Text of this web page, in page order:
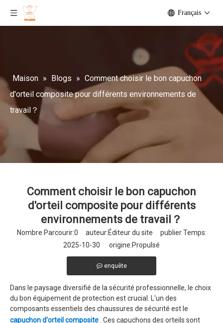
Français
Maison » Blogs » Comment choisir le bon capuchon
d'orteil composite pour différents environnements de
travail？
Comment choisir le bon capuchon
d'orteil composite pour différents
environnements de travail？
Nombre Parcourir:0 auteur:Éditeur du site publier Temps:
2025-10-30 origine:Propulsé
enquête
Dans le paysage diversifié de la sécurité professionnelle, le choix
du bon équipement de protection est crucial. L'un des
composants essentiels des chaussures de sécurité est le
capuchon d'orteil composite . Ces capuchons des orteils sont